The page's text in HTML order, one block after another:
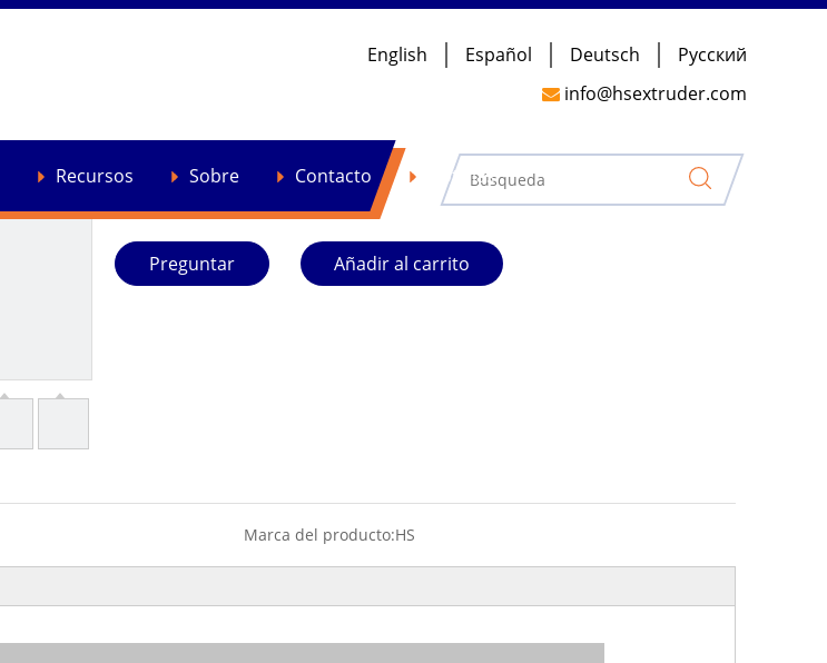
English Español Deutsch Pусский
 info@hsextruder.com
Recursos Sobre Contacto Noticias
Extrusor de gránulos de cloruro de polivinilo / PVC para material
Extrusor de tornillo gemelo para gránulos de PVC para periwig.
Cantidad:
Preguntar Añadir al carrito
Marca del producto:HS